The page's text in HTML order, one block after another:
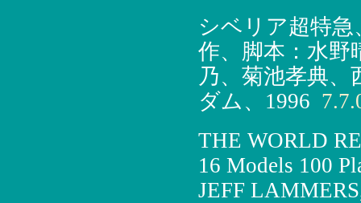
シベリア超特
作、脚本：水野
乃、菊池孝典
ダム、1996
THE WORLD
16 Models 100
JEFF